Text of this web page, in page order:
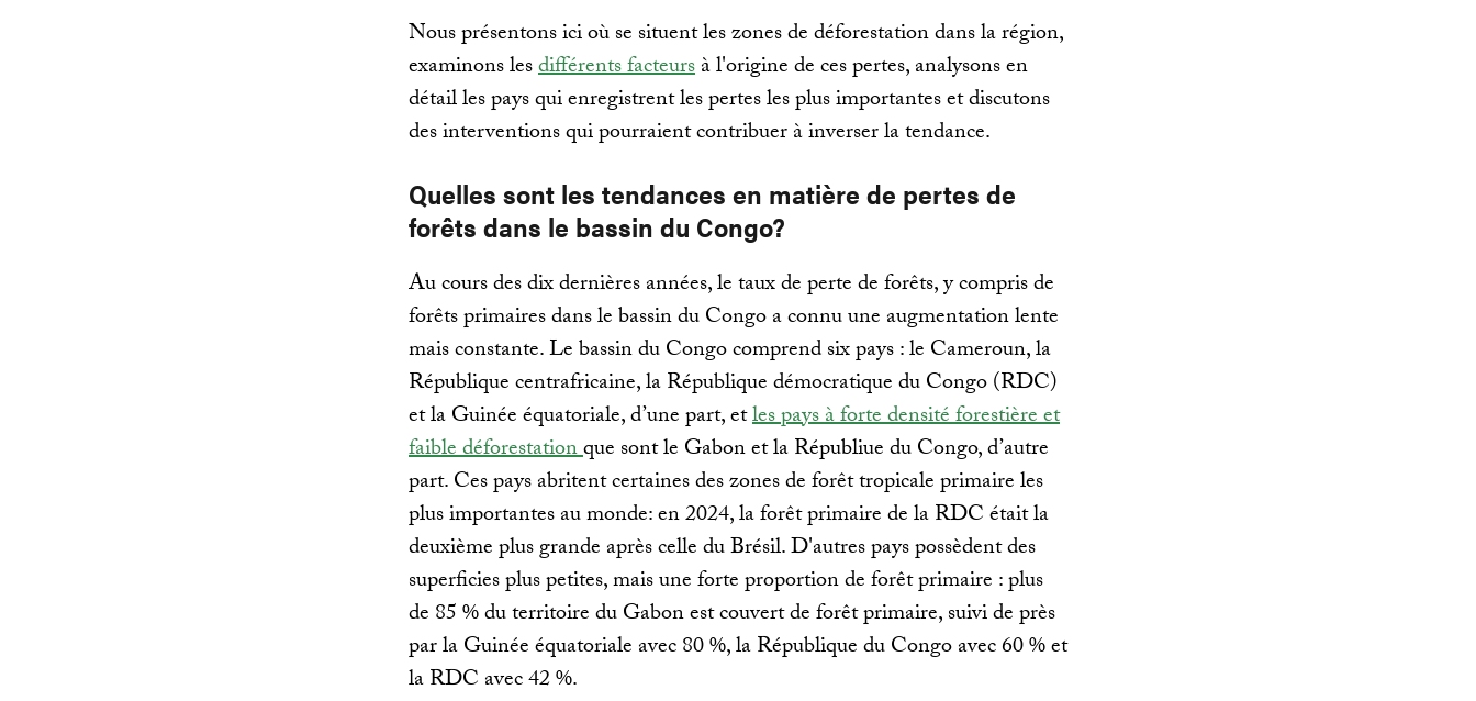
Nous présentons ici où se situent les zones de déforestation dans la région,
examinons lesdifférents facteursà l'origine de ces pertes, analysons en
détail les pays qui enregistrent les pertes les plus importantes et discutons
des interventions qui pourraient contribuer à inverser la tendance.
Quelles sont les tendances en matière de pertes de
forêts dans le bassin du Congo?
Au cours des dix dernières années, le taux de perte de forêts, y compris de
forêts primaires dans le bassin du Congo a connu une augmentation lente
mais constante. Le bassin du Congo comprend six pays : le Cameroun, la
République centrafricaine, la République démocratique du Congo (RDC)
et la Guinée équatoriale, d’une part, etles pays à forte densité forestière et
faible déforestationque sont le Gabon et la Républiue du Congo, d’autre
part. Ces pays abritent certaines des zones de forêt tropicale primaire les
plus importantes au monde: en 2024, la forêt primaire de la RDC était la
deuxième plus grande après celle du Brésil. D'autres pays possèdent des
superficies plus petites, mais une forte proportion de forêt primaire : plus
de 85 % du territoire du Gabon est couvert de forêt primaire, suivi de près
par la Guinée équatoriale avec 80 %, la République du Congo avec 60 % et
la RDC avec 42 %.